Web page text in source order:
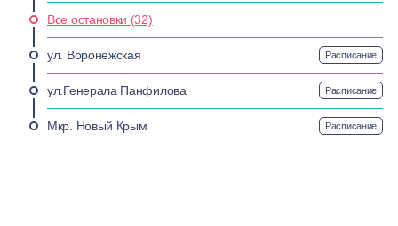
Все остановки (32)
ул. Воронежская Расписание
ул.Генерала Панфилова Расписание
Мкр. Новый Крым Расписание